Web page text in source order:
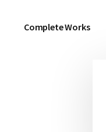
Complete Works